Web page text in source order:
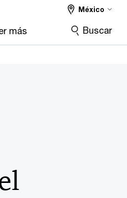
más
México
Buscar